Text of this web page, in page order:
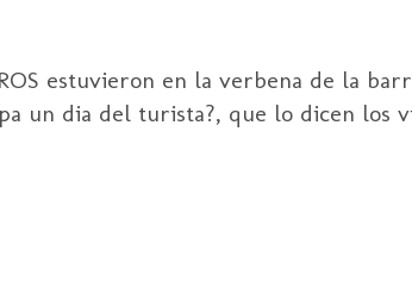
estuvieron en la verbena de la
un dia del turista?, que lo dicen los